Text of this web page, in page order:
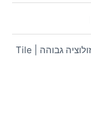
הדמיית אריחים 3D | הדמיות ריצוף וחיפוי ברזולוציה גבוהה | Tile